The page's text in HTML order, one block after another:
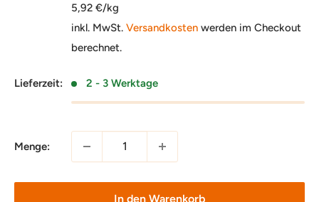
5,92 €/kg
inkl. MwSt. Versandkosten werden im Checkout
berechnet.
Lieferzeit: 2 - 3 Werktage
Menge:
In den Warenkorb